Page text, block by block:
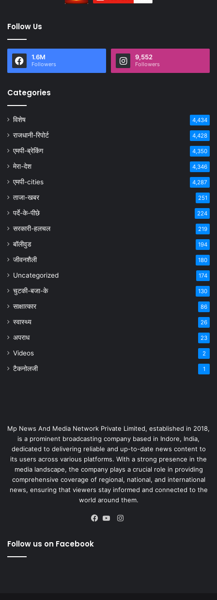
Follow Us
1.6M
Followers
9,552
Followers
Categories
विशेष 4,434
राजधानी-रिपोर्ट 4,428
एमपी-ब्रेकिंग 4,350
मेरा-देश 4,346
एमपी-cities 4,287
ताजा-खबर 251
पर्दे-के-पीछे 224
सरकारी-हलचल 219
बॉलीवुड 194
जीवनशैली 180
Uncategorized 174
चुटकी-बजा-के 130
साक्षात्कार 86
स्वास्थ्य 26
अपराध 23
Videos 2
टैकनोलजी 1
Mp News And Media Network Private Limited, established in 2018,
is a prominent broadcasting company based in Indore, India,
dedicated to delivering reliable and up-to-date news content to
its users across various platforms. With a strong presence in the
media landscape, the company plays a crucial role in providing
comprehensive coverage of regional, national, and international
news, ensuring that viewers stay informed and connected to the
world around them.
Instagram
Follow us on Facebook